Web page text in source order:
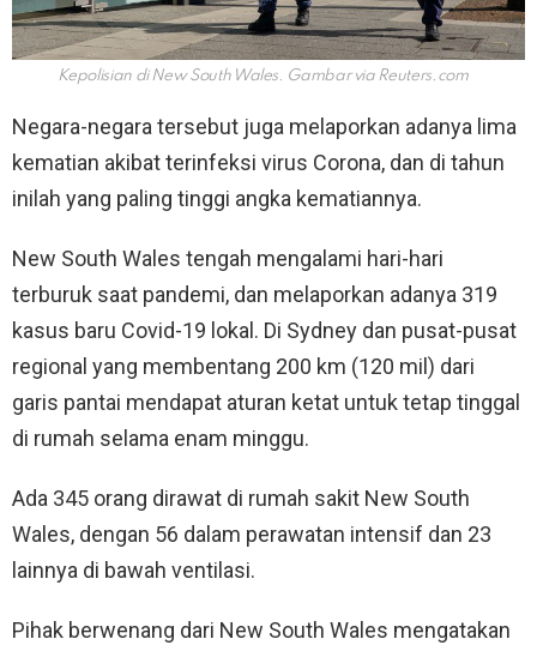
Kepolisian di New South Wales. Gambar via Reuters.com
Negara-negara tersebut juga melaporkan adanya lima
kematian akibat terinfeksi virus Corona, dan di tahun
inilah yang paling tinggi angka kematiannya.
New South Wales tengah mengalami hari-hari
terburuk saat pandemi, dan melaporkan adanya 319
kasus baru Covid-19 lokal. Di Sydney dan pusat-pusat
regional yang membentang 200 km (120 mil) dari
garis pantai mendapat aturan ketat untuk tetap tinggal
di rumah selama enam minggu.
Ada 345 orang dirawat di rumah sakit New South
Wales, dengan 56 dalam perawatan intensif dan 23
lainnya di bawah ventilasi.
Pihak berwenang dari New South Wales mengatakan